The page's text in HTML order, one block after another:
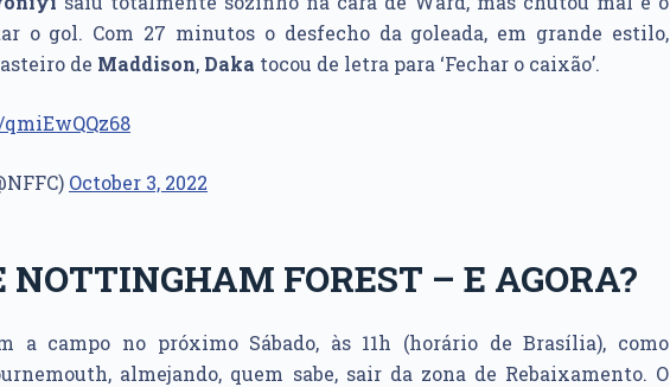
o gol. Com 27 minutos o desfecho da goleada, em grande estilo,
de Maddison, Daka tocou de letra para ‘Fechar o caixão’.
October 3, 2022
NOTTINGHAM FOREST – E AGORA?
a campo no próximo Sábado, às 11h (horário de Brasília), como
almejando, quem sabe, sair da zona de Rebaixamento. O